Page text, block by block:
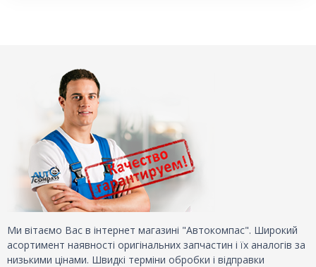
Ми вітаємо Вас в інтернет магазині "Автокомпас". Широкий
асортимент наявності оригінальних запчастин і їх аналогів за
низькими цінами. Швидкі терміни обробки і відправки